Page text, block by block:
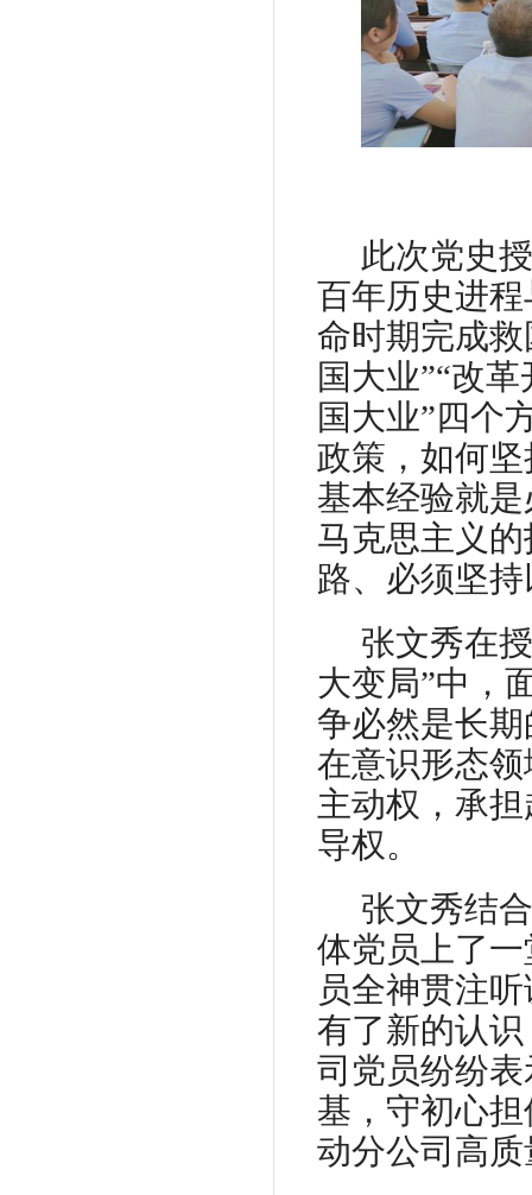
此次党史
百年历史进
命时期完成
国大业”“改
国大业”四个
政策，如何
基本经验就
马克思主义
路、必须坚
张文秀在
大变局”中，
争必然是长
在意识形态
主动权，承
导权。
张文秀结
体党员上了
员全神贯注
有了新的认
司党员纷纷
基，守初心
动分公司高